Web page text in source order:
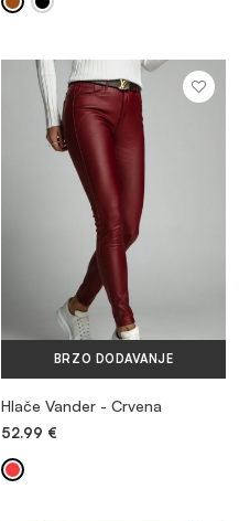
BRZO DODAVANJE
Hlače Vander - Crvena
52.99 €